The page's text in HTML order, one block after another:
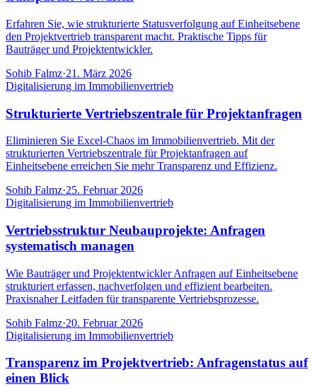
Erfahren Sie, wie strukturierte Statusverfolgung auf Einheitsebene
den Projektvertrieb transparent macht. Praktische Tipps für
Bauträger und Projektentwickler.
Sohib Falmz·21. März 2026
Digitalisierung im Immobilienvertrieb
Strukturierte Vertriebszentrale für Projektanfragen
Eliminieren Sie Excel-Chaos im Immobilienvertrieb. Mit der
strukturierten Vertriebszentrale für Projektanfragen auf
Einheitsebene erreichen Sie mehr Transparenz und Effizienz.
Sohib Falmz·25. Februar 2026
Digitalisierung im Immobilienvertrieb
Vertriebsstruktur Neubauprojekte: Anfragen
systematisch managen
Wie Bauträger und Projektentwickler Anfragen auf Einheitsebene
strukturiert erfassen, nachverfolgen und effizient bearbeiten.
Praxisnaher Leitfaden für transparente Vertriebsprozesse.
Sohib Falmz·20. Februar 2026
Digitalisierung im Immobilienvertrieb
Transparenz im Projektvertrieb: Anfragenstatus auf
einen Blick